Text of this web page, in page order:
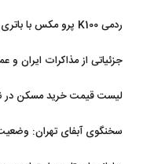
ردمی K100 پرو مکس با باتری غول‌پیکر و شارژ بی‌سیم روانه بازار می‌شود
جزئیاتی از مذاکرات ایران
سخنگوی آبفای تهران: